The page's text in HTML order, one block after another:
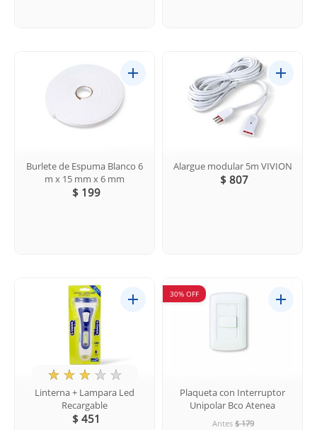
Burlete de Espuma Blanco 6
m x 15 mm x 6 mm
$ 199
Alargue modular 5m VIVION
$ 807
★ ☆ ☆ ☆ ☆
Linterna + Lampara Led
Recargable
$ 451
30% OFF
Plaqueta con Interruptor
Unipolar Bco Atenea
Antes $ 179